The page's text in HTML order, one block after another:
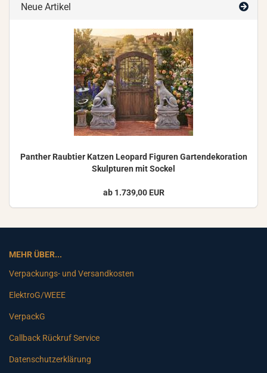
Neue Artikel
Pan­ther Raub­tier Kat­zen Leo­pard Fi­gu­ren Gar­ten­de­ko­ra­ti­on
Skulp­tu­ren mit So­ckel
ab 1.739,00 EUR
MEHR ÜBER...
Verpackungs- und Versandkosten
ElektroG/WEEE
VerpackG
Callback Rückruf Service
Datenschutzerklärung